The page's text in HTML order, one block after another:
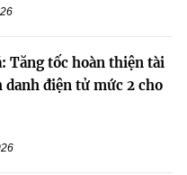
Tăng tốc hoàn thiện tài
danh điện tử mức 2 cho